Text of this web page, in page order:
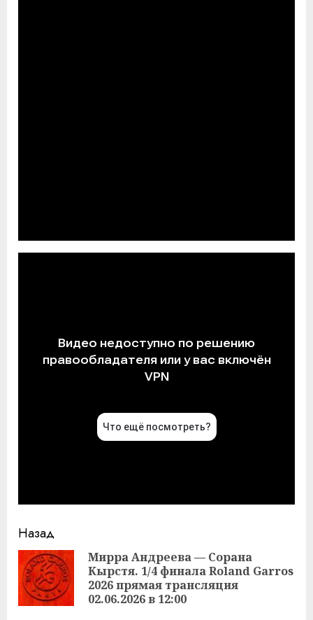
Продолжить
чтение
Назад
Мирра Андреева — Сорана
Кырстя. 1/4 финала Roland Garros
2026 прямая трансляция
02.06.2026 в 12:00